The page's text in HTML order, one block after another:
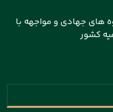
های جهادی و مواجهه با
کشور